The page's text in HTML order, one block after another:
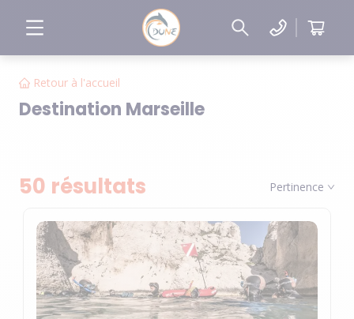
Retour à l'accueil
Destination Marseille
50 résultats Pertinence